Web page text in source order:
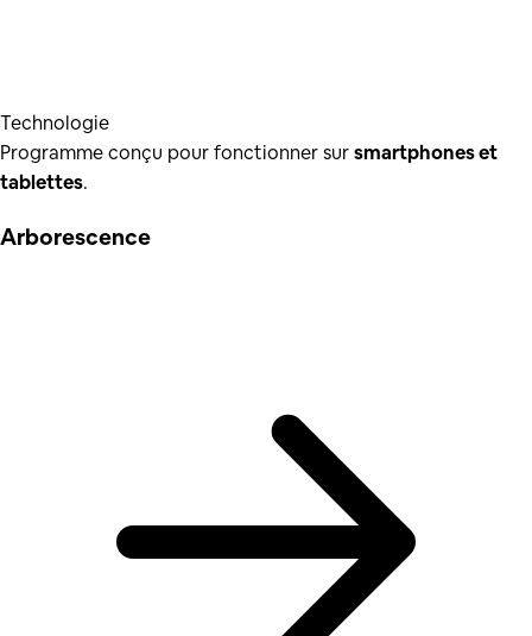
Technologie
Programme conçu pour fonctionner sursmartphones et
tablettes.
Arborescence